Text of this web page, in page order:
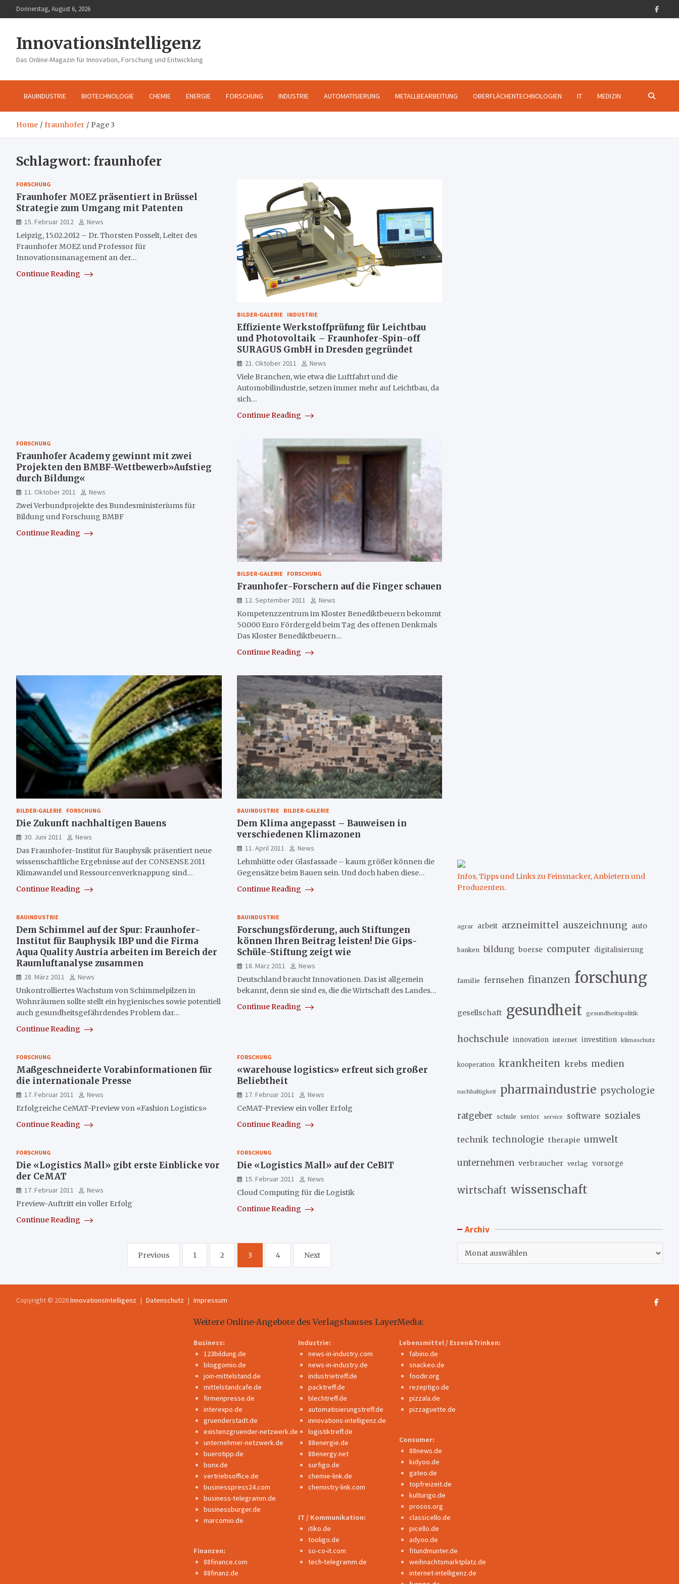
to
Donnerstag, August 6, 2026
InnovationsIntelligenz
Das Online-Magazin für Innovation, Forschung und Entwicklung
BAUINDUSTRIE BIOTECHNOLOGIE CHEMIE ENERGIE FORSCHUNG INDUSTRIE AUTOMATISIERUNG METALLBEARBEITUNG OBERFLÄCHENTECHNOLOGIEN IT MEDIZIN
Home fraunhofer Page 3
Schlagwort: fraunhofer
FORSCHUNG
Fraunhofer MOEZ präsentiert in Brüssel
Strategie zum Umgang mit Patenten
15. Februar 2012
News
Leipzig, 15.02.2012 – Dr. Thorsten Posselt, Leiter des
Fraunhofer MOEZ und Professor für
Innovationsmanagement an der…
Continue Reading
BILDER-GALERIE INDUSTRIE
Effiziente Werkstoffprüfung für Leichtbau
und Photovoltaik – Fraunhofer-Spin-off
SURAGUS GmbH in Dresden gegründet
21. Oktober 2011
News
Viele Branchen, wie etwa die Luftfahrt und die
Automobilindustrie, setzen immer mehr auf Leichtbau, da
sich…
Continue Reading
FORSCHUNG
Fraunhofer Academy gewinnt mit zwei
Projekten den BMBF-Wettbewerb»Aufstieg
durch Bildung«
11. Oktober 2011
News
Zwei Verbundprojekte des Bundesministeriums für
Bildung und Forschung BMBF
Continue Reading
BILDER-GALERIE FORSCHUNG
Fraunhofer-Forschern auf die Finger schauen
12. September 2011
News
Kompetenzzentrum im Kloster Benediktbeuern bekommt
50.000 Euro Fördergeld beim Tag des offenen Denkmals
Das Kloster Benediktbeuern…
Continue Reading
BILDER-GALERIE FORSCHUNG
Die Zukunft nachhaltigen Bauens
30. Juni 2011
News
Das Fraunhofer-Institut für Bauphysik präsentiert neue
wissenschaftliche Ergebnisse auf der CONSENSE 2011
Klimawandel und Ressourcenverknappung sind…
Continue Reading
BAUINDUSTRIE BILDER-GALERIE
Dem Klima angepasst – Bauweisen in
verschiedenen Klimazonen
11. April 2011
News
Lehmhütte oder Glasfassade – kaum größer können die
Gegensätze beim Bauen sein. Und doch haben diese…
Continue Reading
BAUINDUSTRIE
Dem Schimmel auf der Spur: Fraunhofer-
Institut für Bauphysik IBP und die Firma
Aqua Quality Austria arbeiten im Bereich der
Raumluftanalyse zusammen
28. März 2011
News
Unkontrolliertes Wachstum von Schimmelpilzen in
Wohnräumen sollte stellt ein hygienisches sowie potentiell
auch gesundheitsgefährdendes Problem dar…
Continue Reading
BAUINDUSTRIE
Forschungsförderung, auch Stiftungen
können Ihren Beitrag leisten! Die Gips-
Schüle-Stiftung zeigt wie
18. März 2011
News
Deutschland braucht Innovationen. Das ist allgemein
bekannt, denn sie sind es, die die Wirtschaft des Landes…
Continue Reading
FORSCHUNG
Maßgeschneiderte Vorabinformationen für
die internationale Presse
17. Februar 2011
News
Erfolgreiche CeMAT-Preview von «Fashion Logistics»
Continue Reading
FORSCHUNG
«warehouse logistics» erfreut sich großer
Beliebtheit
17. Februar 2011
News
CeMAT-Preview ein voller Erfolg
Continue Reading
FORSCHUNG
Die «Logistics Mall» gibt erste Einblicke vor
der CeMAT
17. Februar 2011
News
Preview-Auftritt ein voller Erfolg
Continue Reading
FORSCHUNG
Die «Logistics Mall» auf der CeBIT
15. Februar 2011
News
Cloud Computing für die Logistik
Continue Reading
Seitennummerierung
Beiträge
Previous 1 2 3 4 Next
Infos, Tipps und Links zu Feinsnacker, Anbietern und
Produzenten.
agrar arbeit arzneimittel auszeichnung auto
banken bildung boerse computer digitalisierung
familie fernsehen finanzen forschung
gesellschaft gesundheit gesundheitspolitik
hochschule innovation internet investition klimaschutz
kooperation krankheiten krebs medien
nachhaltigkeit pharmaindustrie psychologie
ratgeber schule senior service software soziales
technik technologie therapie umwelt
unternehmen verbraucher verlag vorsorge
wirtschaft wissenschaft
Archiv
Copyright © 2026InnovationsIntelligenz Datenschutz Impressum
Weitere Online-Angebote des Verlagshauses LayerMedia:
Business:
123bildung.de
bloggomio.de
join-mittelstand.de
mittelstandcafe.de
firmenpresse.de
interexpo.de
gruenderstadt.de
existenzgruender-netzwerk.de
unternehmer-netzwerk.de
buerotipp.de
bonx.de
vertriebsoffice.de
businesspress24.com
business-telegramm.de
businessburger.de
marcomio.de
Finanzen:
88finance.com
88finanz.de
Industrie:
news-in-industry.com
news-in-industry.de
industrietreff.de
packtreff.de
blechtreff.de
automatisierungstreff.de
innovations-intelligenz.de
logistiktreff.de
88energie.de
88energy.net
surfigo.de
chemie-link.de
chemistry-link.com
IT / Kommunikation:
itiko.de
tooligo.de
so-co-it.com
tech-telegramm.de
Lebensmittel / Essen&Trinken:
fabino.de
snackeo.de
foodir.org
rezeptigo.de
pizzala.de
pizzaguette.de
Consumer:
88news.de
kidyoo.de
gateo.de
topfreizeit.de
kulturigo.de
prosos.org
classicello.de
picello.de
adyoo.de
fitundmunter.de
weihnachtsmarktplatz.de
internet-intelligenz.de